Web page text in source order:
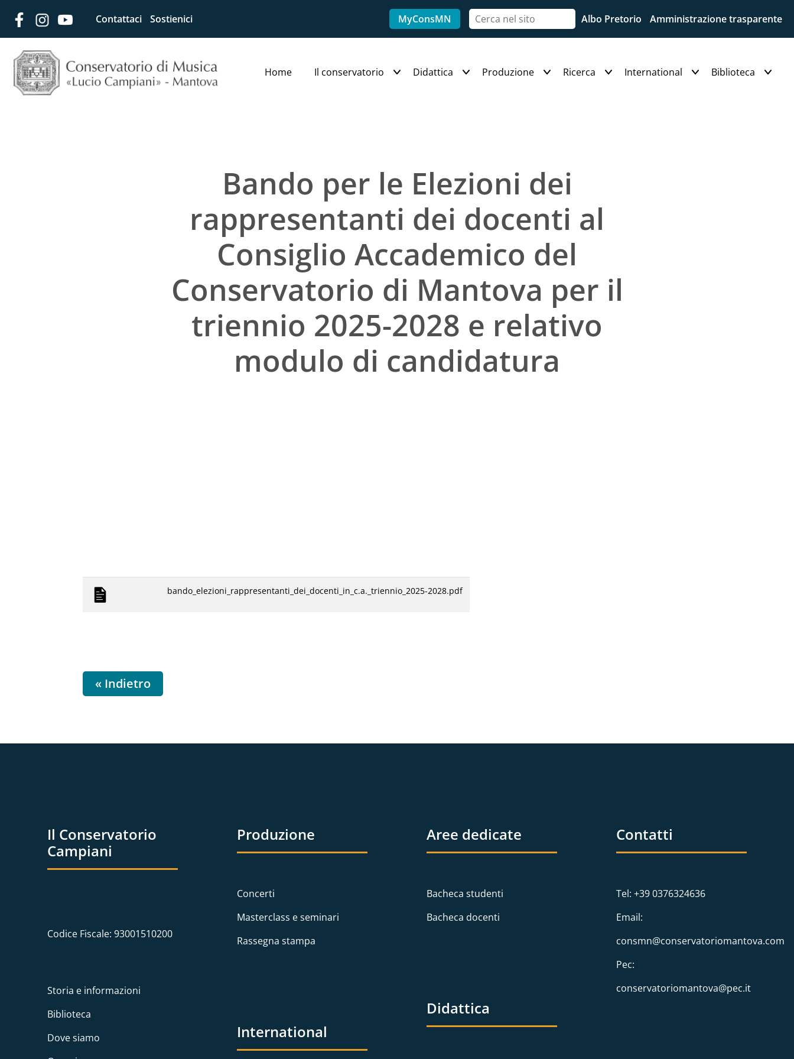
Contattaci Sostienici Albo Pretorio Amministrazione trasparente
MyConsMN
Home Il conservatorio Didattica Produzione Ricerca International Biblioteca
Bando per le Elezioni dei
rappresentanti dei docenti al
Consiglio Accademico del
Conservatorio di Mantova per il
triennio 2025-2028 e relativo
modulo di candidatura
bando_elezioni_rappresentanti_dei_docenti_in_c.a._triennio_2025-2028.pdf
« Indietro
Il Conservatorio
Campiani
Codice Fiscale: 93001510200
Storia e informazioni
Biblioteca
Dove siamo
Produzione
Concerti
Masterclass e seminari
Rassegna stampa
International
Aree dedicate
Bacheca studenti
Bacheca docenti
Didattica
Contatti
Tel: +39 0376324636
Email:
consmn@conservatoriomantova.com
Pec:
conservatoriomantova@pec.it